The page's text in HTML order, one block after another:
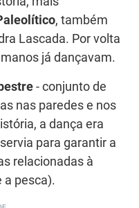
, também
Lascada. Por volta
já dançavam.
- conjunto de
nas paredes e nos
a dança era
para garantir a
relacionadas à
a pesca).